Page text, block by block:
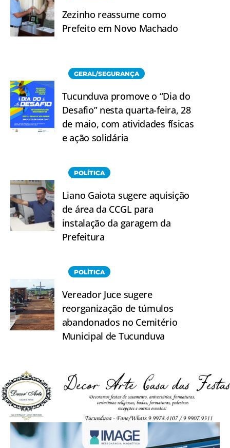
Zezinho reassume como
Prefeito em Novo Machado
GERAL/SEGURANÇA
Tucunduva promove o “Dia do
Desafio” nesta quarta-feira, 28
de maio, com atividades físicas
e ação solidária
POLÍTICA
Liano Gaiota sugere aquisição
de área da CCGL para
instalação da garagem da
Prefeitura
POLÍTICA
Vereador Juce sugere
reorganização de túmulos
abandonados no Cemitério
Municipal de Tucunduva